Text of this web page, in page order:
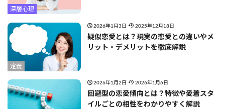
深層心理
定義
2026年1月3日 2025年12月18日
疑似恋愛とは？現実の恋愛との違いやメ
リット・デメリットを徹底解説
2026年1月2日 2026年1月6日
回避型の恋愛傾向とは？特徴や愛着スタ
イルごとの相性をわかりやすく解説